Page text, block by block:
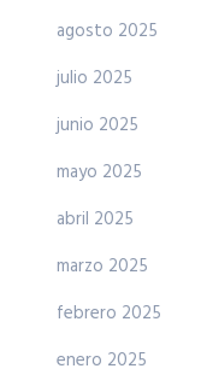
agosto 2025
julio 2025
junio 2025
mayo 2025
abril 2025
marzo 2025
febrero 2025
enero 2025